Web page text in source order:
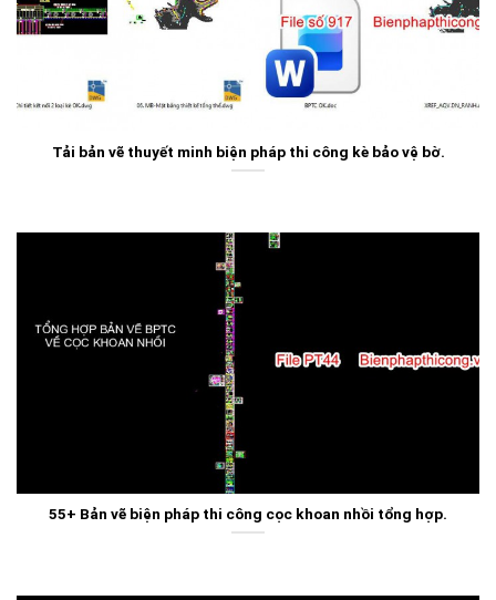
Tải bản vẽ thuyết minh biện pháp thi công kè bảo vệ bờ.
55+ Bản vẽ biện pháp thi công cọc khoan nhồi tổng hợp.